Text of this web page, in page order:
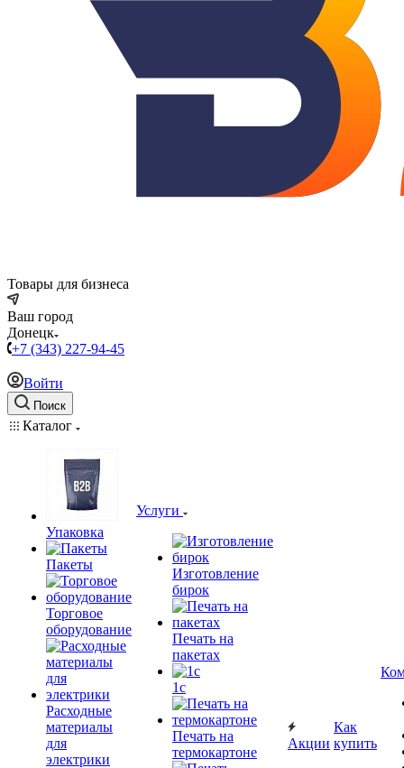
Товары для бизнеса
Ваш город
Донецк
+7 (343) 227-94-45
Войти
Поиск
Каталог
Упаковка
Пакеты
Торговое
оборудование
Расходные
материалы
для
электрики
Услуги
Изготовление
бирок
Печать на
пакетах
1c
Печать на
термокартоне
Акции
Как
купить